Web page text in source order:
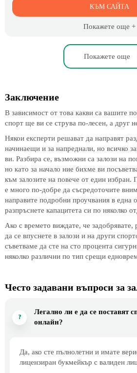
КЪМ САЙТА
Покажете още +
Покажете още
Заключение
В зависимост от това какви са вашите
спорт ще ви се струва по-лесен, а друг
Някои експерти решават да направят
начинаещи и за напреднали, но всичко
ви. Разбира се, възможни са залози на
но като за начало ние бихме ви
към залозите на повече от един избран.
е много по-добре да съсредоточите
направите подробни проучвания в една
разпръснете капацитета си по няколко
Ако с времето виждате, че задобрявате,
да се впуснете в залози и на други
съветваме да сте на сто процента
няколко различни по тип срещи
Често задавани въпроси за
Легално ли е да се поставят
онлайн?
Да, ако сте пълнолетни и имате
лицензиран букмейкър с валиден